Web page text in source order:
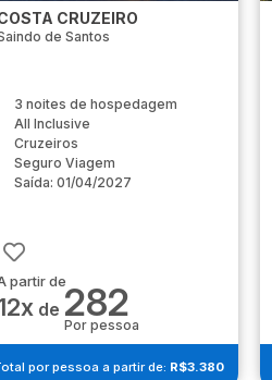
CRUZEIRO
de Santos
3 noites de hospedagem
All Inclusive
Cruzeiros
Seguro Viagem
Saída: 01/04/2027
partir de
de 282
Por pessoa
por pessoa a partir de: R$3.380